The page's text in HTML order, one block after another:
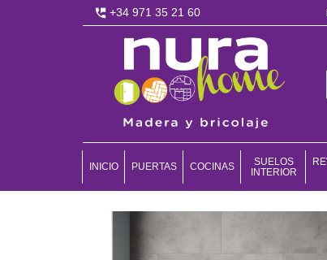
+34 971 35 21 60
INICIO PUERTAS COCINAS
SUELOS
INTERIOR